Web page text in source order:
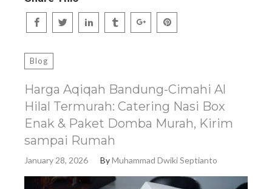
Blog
Harga Aqiqah Bandung-Cimahi Al
Hilal Termurah: Catering Nasi Box
Enak & Paket Domba Murah, Kirim
sampai Rumah
January 28, 2026 ByMuhammad Dwiki Septianto